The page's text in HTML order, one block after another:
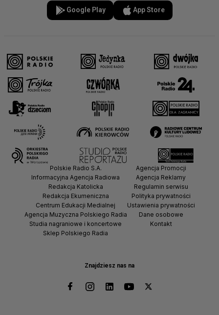
Google Play App Store
Znajdziesz nas na
Polskie Radio S.A.
Informacyjna Agencja Radiowa
Redakcja Katolicka
Redakcja Ekumeniczna
Centrum Edukacji Medialnej
Agencja Muzyczna Polskiego Radia
Studia nagraniowe i koncertowe
Sklep Polskiego Radia
Agencja Promocji
Agencja Reklamy
Regulamin serwisu
Polityka prywatności
Ustawienia prywatności
Dane osobowe
Kontakt